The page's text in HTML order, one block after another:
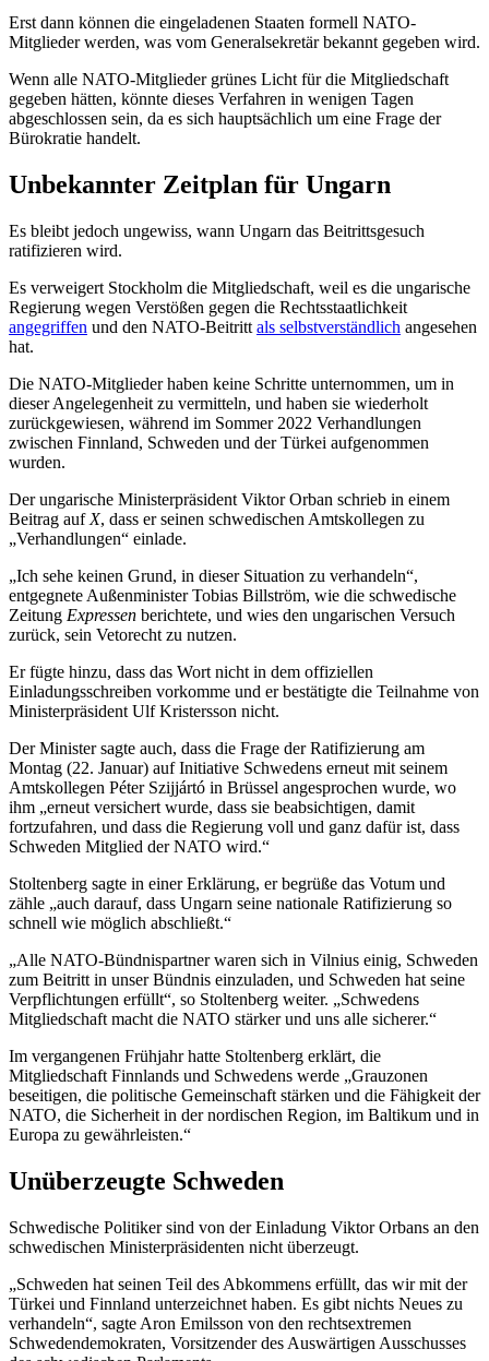
Erst dann können die eingeladenen Staaten formell NATO-
Mitglieder werden, was vom Generalsekretär bekannt gegeben wird.
Wenn alle NATO-Mitglieder grünes Licht für die Mitgliedschaft
gegeben hätten, könnte dieses Verfahren in wenigen Tagen
abgeschlossen sein, da es sich hauptsächlich um eine Frage der
Bürokratie handelt.
Unbekannter Zeitplan für Ungarn
Es bleibt jedoch ungewiss, wann Ungarn das Beitrittsgesuch
ratifizieren wird.
Es verweigert Stockholm die Mitgliedschaft, weil es die ungarische
Regierung wegen Verstößen gegen die Rechtsstaatlichkeit
angegriffen und den NATO-Beitritt als selbstverständlich angesehen
hat.
Die NATO-Mitglieder haben keine Schritte unternommen, um in
dieser Angelegenheit zu vermitteln, und haben sie wiederholt
zurückgewiesen, während im Sommer 2022 Verhandlungen
zwischen Finnland, Schweden und der Türkei aufgenommen
wurden.
Der ungarische Ministerpräsident Viktor Orban schrieb in einem
Beitrag auf X, dass er seinen schwedischen Amtskollegen zu
„Verhandlungen“ einlade.
„Ich sehe keinen Grund, in dieser Situation zu verhandeln“,
entgegnete Außenminister Tobias Billström, wie die schwedische
Zeitung Expressen berichtete, und wies den ungarischen Versuch
zurück, sein Vetorecht zu nutzen.
Er fügte hinzu, dass das Wort nicht in dem offiziellen
Einladungsschreiben vorkomme und er bestätigte die Teilnahme von
Ministerpräsident Ulf Kristersson nicht.
Der Minister sagte auch, dass die Frage der Ratifizierung am
Montag (22. Januar) auf Initiative Schwedens erneut mit seinem
Amtskollegen Péter Szijjártó in Brüssel angesprochen wurde, wo
ihm „erneut versichert wurde, dass sie beabsichtigen, damit
fortzufahren, und dass die Regierung voll und ganz dafür ist, dass
Schweden Mitglied der NATO wird.“
Stoltenberg sagte in einer Erklärung, er begrüße das Votum und
zähle „auch darauf, dass Ungarn seine nationale Ratifizierung so
schnell wie möglich abschließt.“
„Alle NATO-Bündnispartner waren sich in Vilnius einig, Schweden
zum Beitritt in unser Bündnis einzuladen, und Schweden hat seine
Verpflichtungen erfüllt“, so Stoltenberg weiter. „Schwedens
Mitgliedschaft macht die NATO stärker und uns alle sicherer.“
Im vergangenen Frühjahr hatte Stoltenberg erklärt, die
Mitgliedschaft Finnlands und Schwedens werde „Grauzonen
beseitigen, die politische Gemeinschaft stärken und die Fähigkeit der
NATO, die Sicherheit in der nordischen Region, im Baltikum und in
Europa zu gewährleisten.“
Unüberzeugte Schweden
Schwedische Politiker sind von der Einladung Viktor Orbans an den
schwedischen Ministerpräsidenten nicht überzeugt.
„Schweden hat seinen Teil des Abkommens erfüllt, das wir mit der
Türkei und Finnland unterzeichnet haben. Es gibt nichts Neues zu
verhandeln“, sagte Aron Emilsson von den rechtsextremen
Schwedendemokraten, Vorsitzender des Auswärtigen Ausschusses